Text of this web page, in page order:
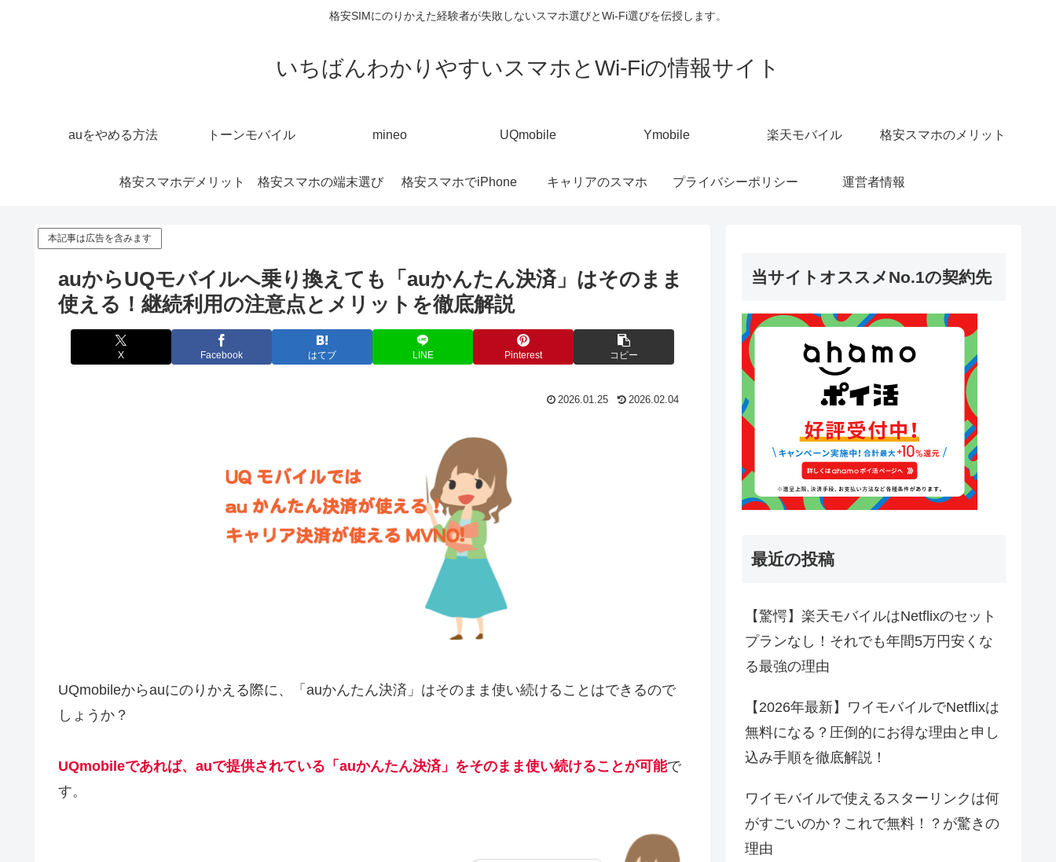
格安SIMにのりかえた経験者が失敗しないスマホ選びとWi-Fi選びを伝授します。
いちばんわかりやすいスマホとWi-Fiの情報サイト
auをやめる方法 トーンモバイル mineo UQmobile Ymobile 楽天モバイル 格安スマホのメリット
格安スマホデメリット 格安スマホの端末選び 格安スマホでiPhone キャリアのスマホ プライバシーポリシー 運営者情報
本記事は広告を含みます
auからUQモバイルへ乗り換えても「auかんたん決済」はそのまま
使える！継続利用の注意点とメリットを徹底解説
X Facebook はてブ LINE Pinterest コピー
2026.01.25 2026.02.04
UQmobileからauにのりかえる際に、「auかんたん決済」はそのまま使い続けることはできるので
しょうか？
UQmobileであれば、auで提供されている「auかんたん決済」をそのまま使い続けることが可能で
す。
当サイトオススメNo.1の契約先
最近の投稿
【驚愕】楽天モバイルはNetflixのセット
プランなし！それでも年間5万円安くな
る最強の理由
【2026年最新】ワイモバイルでNetflixは
無料になる？圧倒的にお得な理由と申し
込み手順を徹底解説！
ワイモバイルで使えるスターリンクは何
がすごいのか？これで無料！？が驚きの
理由